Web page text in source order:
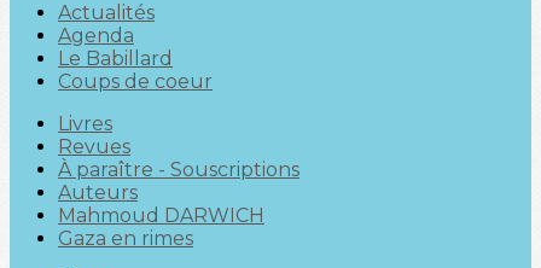
Actualités
Agenda
Le Babillard
Coups de coeur
Livres
Revues
À paraître - Souscriptions
Auteurs
Mahmoud DARWICH
Gaza en rimes